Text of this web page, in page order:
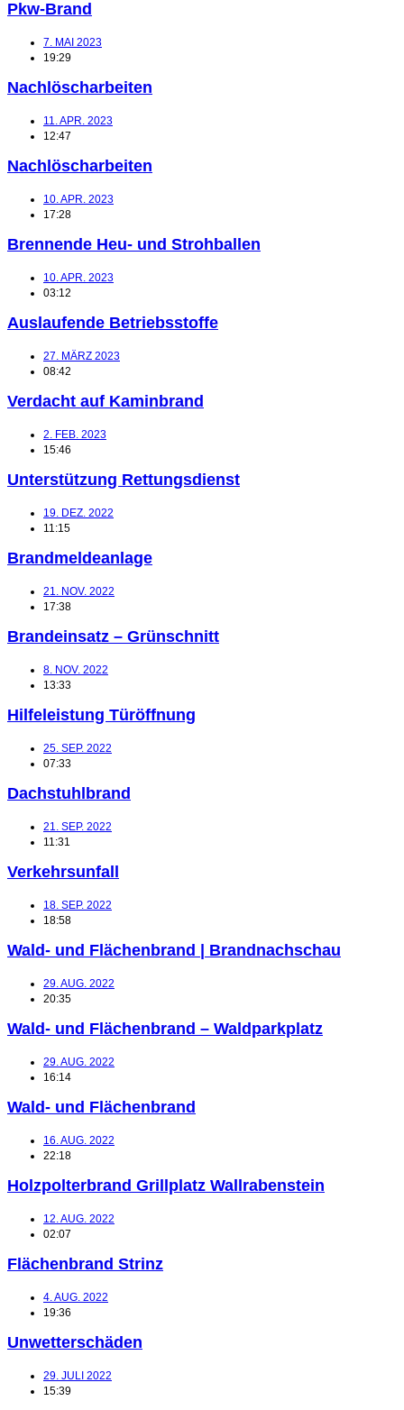
Pkw-Brand
7. MAI 2023
19:29
Nachlöscharbeiten
11. APR. 2023
12:47
Nachlöscharbeiten
10. APR. 2023
17:28
Brennende Heu- und Strohballen
10. APR. 2023
03:12
Auslaufende Betriebsstoffe
27. MÄRZ 2023
08:42
Verdacht auf Kaminbrand
2. FEB. 2023
15:46
Unterstützung Rettungsdienst
19. DEZ. 2022
11:15
Brandmeldeanlage
21. NOV. 2022
17:38
Brandeinsatz – Grünschnitt
8. NOV. 2022
13:33
Hilfeleistung Türöffnung
25. SEP. 2022
07:33
Dachstuhlbrand
21. SEP. 2022
11:31
Verkehrsunfall
18. SEP. 2022
18:58
Wald- und Flächenbrand | Brandnachschau
29. AUG. 2022
20:35
Wald- und Flächenbrand – Waldparkplatz
29. AUG. 2022
16:14
Wald- und Flächenbrand
16. AUG. 2022
22:18
Holzpolterbrand Grillplatz Wallrabenstein
12. AUG. 2022
02:07
Flächenbrand Strinz
4. AUG. 2022
19:36
Unwetterschäden
29. JULI 2022
15:39